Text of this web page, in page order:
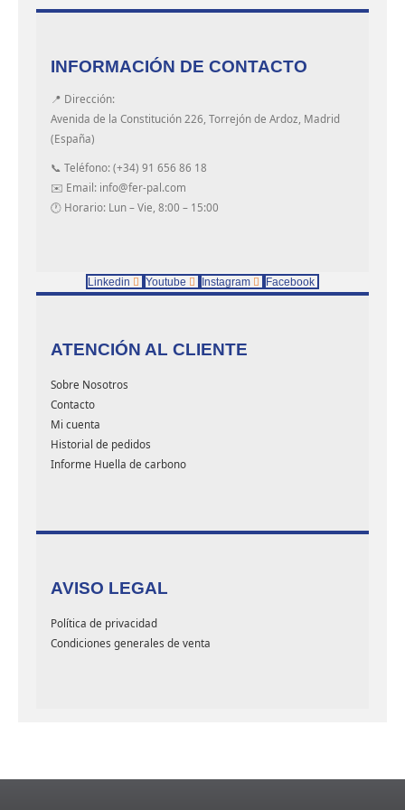
INFORMACIÓN DE CONTACTO
📍 Dirección:
Avenida de la Constitución 226, Torrejón de Ardoz, Madrid
(España)
📞 Teléfono: (+34) 91 656 86 18
✉️ Email: info@fer-pal.com
🕐 Horario: Lun – Vie, 8:00 – 15:00
Linkedin Youtube Instagram Facebook
ATENCIÓN AL CLIENTE
Sobre Nosotros
Contacto
Mi cuenta
Historial de pedidos
Informe Huella de carbono
AVISO LEGAL
Política de privacidad
Condiciones generales de venta